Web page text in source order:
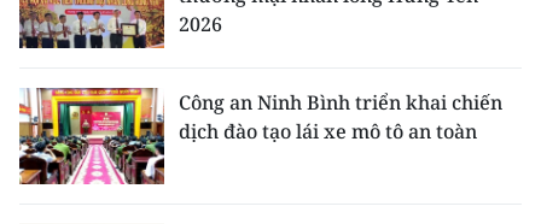
2026
Công an Ninh Bình triển khai chiến
dịch đào tạo lái xe mô tô an toàn